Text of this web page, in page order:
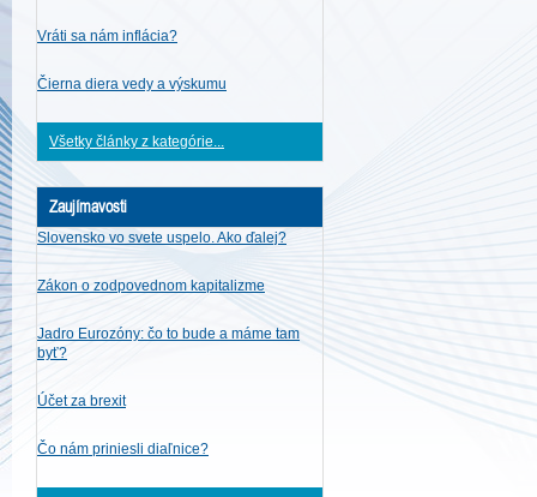
Vráti sa nám inflácia?
Čierna diera vedy a výskumu
Všetky články z kategórie...
Zaujímavosti
Slovensko vo svete uspelo. Ako ďalej?
Zákon o zodpovednom kapitalizme
Jadro Eurozóny: čo to bude a máme tam
byť?
Účet za brexit
Čo nám priniesli diaľnice?